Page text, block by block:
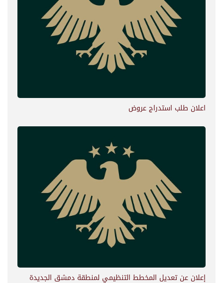
اعلان طلب استدراج عروض
إعلان عن تعديل المخطط التنظيمي لمنطقة دمشق الجديدة